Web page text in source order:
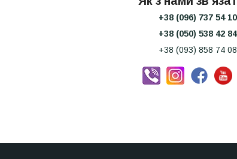
+38 (096) 737 54 10
+38 (050) 538 42 84
+38 (093) 858 74 08